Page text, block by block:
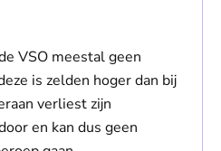
VSO meestal geen
is zelden hoger dan bij
verliest zijn
en kan dus geen